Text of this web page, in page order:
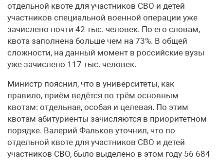
отдельной квоте для участников СВО и детей
участников специальной военной операции уже
зачислено почти 42 тыс. человек. По его словам,
квота заполнена больше чем на 73%. В общей
сложности, на данный момент в российские вузы
уже зачислено 117 тыс. человек.
Министр пояснил, что в университеты, как
правило, приём ведётся по трём основным
квотам: отдельная, особая и целевая. По этим
квотам абитуриенты зачисляются в приоритетном
порядке. Валерий Фальков уточнил, что по
отдельной квоте для участников СВО и детей
участников СВО, было выделено в этом году 56 684